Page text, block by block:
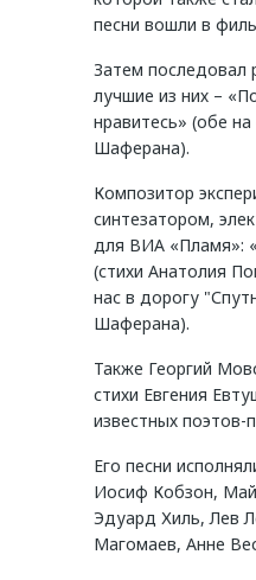
песни вошли в
Затем последовал
лучшие из них –
нравитесь» (обе
Шаферана).
Композитор
синтезатором,
для ВИА «Пламя»:
(стихи Анатолия
нас в дорогу
Шаферана).
Также Георгий
стихи Евгения
известных поэтов-
Его песни
Иосиф Кобзон,
Эдуард Хиль, Лев
Магомаев, Анне